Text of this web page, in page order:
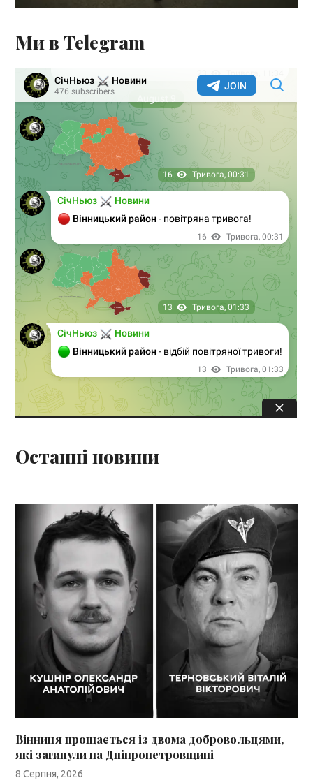
Ми в Telegram
Останні новини
Вінниця прощається із двома добровольцями,
які загинули на Дніпропетровщині
8 Серпня, 2026